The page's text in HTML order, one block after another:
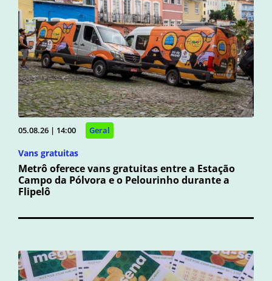
05.08.26 | 14:00 Geral
Vans gratuitas
Metrô oferece vans gratuitas entre a Estação
Campo da Pólvora e o Pelourinho durante a
Flipelô